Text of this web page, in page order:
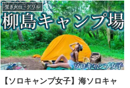
焚き火台・グリル
【ソロキャンプ女子】海ソロキャ